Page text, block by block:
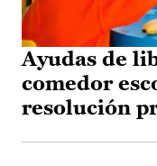
Ayudas de
comedor
resolución